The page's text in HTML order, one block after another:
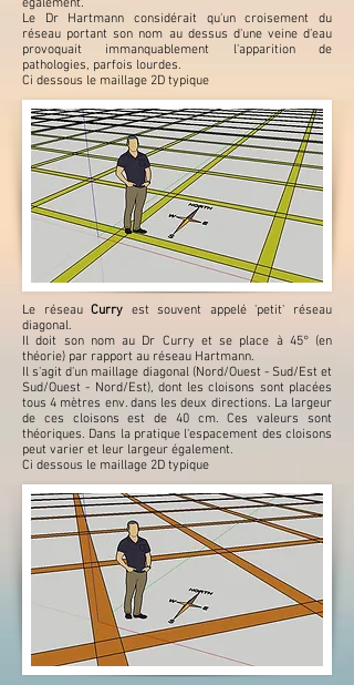
également.
Le Dr Hartmann considérait qu'un croisement du
réseau portant son nom au dessus d'une veine d'eau
provoquait immanquablement l'apparition de
pathologies, parfois lourdes.
Ci dessous le maillage 2D typique
Le réseauCurry est souvent appelé 'petit' réseau
diagonal.
Il doit son nom au Dr Curry et se place à 45° (en
théorie) par rapport au réseau Hartmann.
Il s'agit d'un maillage diagonal (Nord/Ouest - Sud/Est et
Sud/Ouest - Nord/Est), dont les cloisons sont placées
tous 4 mètres env. dans les deux directions. La largeur
de ces cloisons est de 40 cm. Ces valeurs sont
théoriques. Dans la pratique l'espacement des cloisons
peut varier et leur largeur également.
Ci dessous le maillage 2D typique